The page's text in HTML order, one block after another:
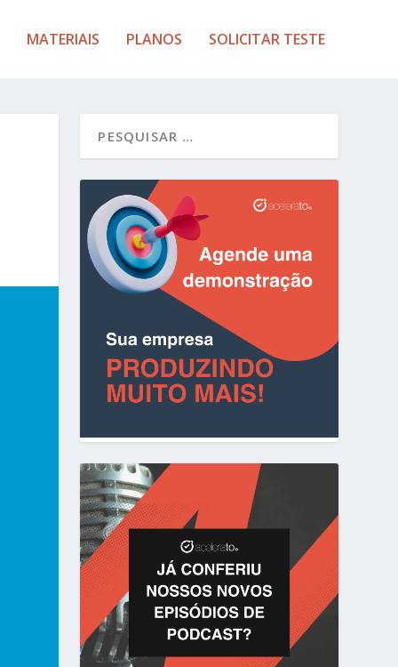
MATERIAIS PLANOS SOLICITAR TESTE